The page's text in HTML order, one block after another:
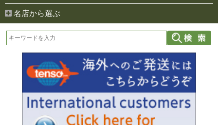
名店から選ぶ